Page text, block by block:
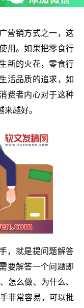
营销方式之一，这
用。如果把零食行
新的火花，零食行
活品质的追求，如
费者内心对于这种
越好。
，就是提问题解答
要解答一个问题即
怎么做、为什么、
非常容易，可以批